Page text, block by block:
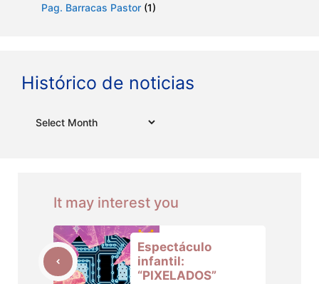
Pag. Barracas Pastor (1)
Histórico de noticias
It may interest you
Espectáculo
infantil:
“PIXELADOS”